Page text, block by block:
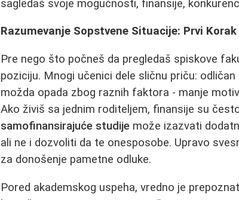
sagledaš svoje mogućnosti, finansije,
Razumevanje Sopstvene Situacije: Prvi
Pre nego što počneš da pregledaš spiskove
poziciju. Mnogi učenici dele sličnu priču:
možda opada zbog raznih faktora - manje
Ako živiš sa jednim roditeljem, finansije su
samofinansirajuće studije može izazvati
ali ne i dozvoliti da te onesposobe. Upravo
za donošenje pametne odluke.
Pored akademskog uspeha, vredno je